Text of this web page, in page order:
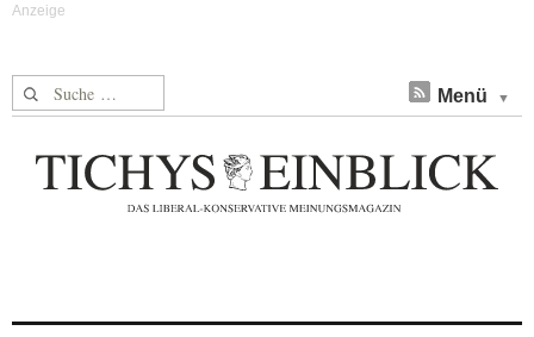
Suche nach: Menü